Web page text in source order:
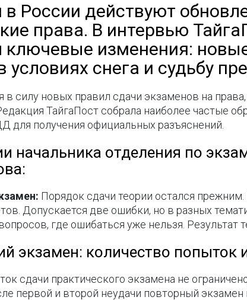
в России действуют
права. В интервью
ключевые изменения:
условиях снега и судьбу
в силу новых правил сдачи экзаменов на
ТайгаПост собрала наиболее частые
для получения официальных разъяснений.
начальника отделения по
Порядок сдачи теории остался
Допускается две ошибки, но в разных
где ошибаться уже нельзя. Результат
экзамен: количество попыток
сдачи практического экзамена не
первой и второй неудачи повторный